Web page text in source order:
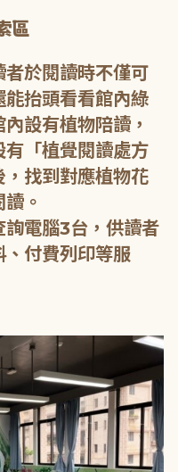
區
於閱讀時不僅可
抬頭看看館內綠
設有植物陪讀，
「植覺閱讀處方
找到對應植物花
。
電腦3台，供讀者
付費列印等服